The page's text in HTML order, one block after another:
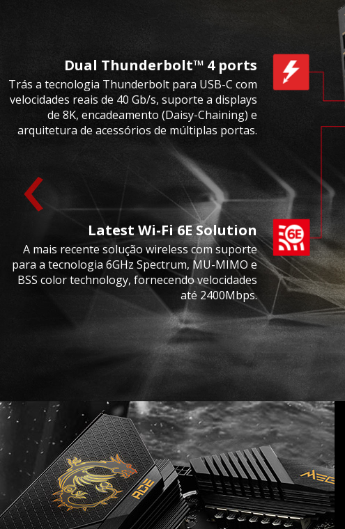
Dual Thunderbolt™ 4 ports
Trás a tecnologia Thunderbolt para USB-C com
velocidades reais de 40 Gb/s, suporte a displays
de 8K, encadeamento (Daisy-Chaining) e
arquitetura de acessórios de múltiplas portas.
Latest Wi-Fi 6E Solution
A mais recente solução wireless com suporte
para a tecnologia 6GHz Spectrum, MU-MIMO e
BSS color technology, fornecendo velocidades
até 2400Mbps.
‹